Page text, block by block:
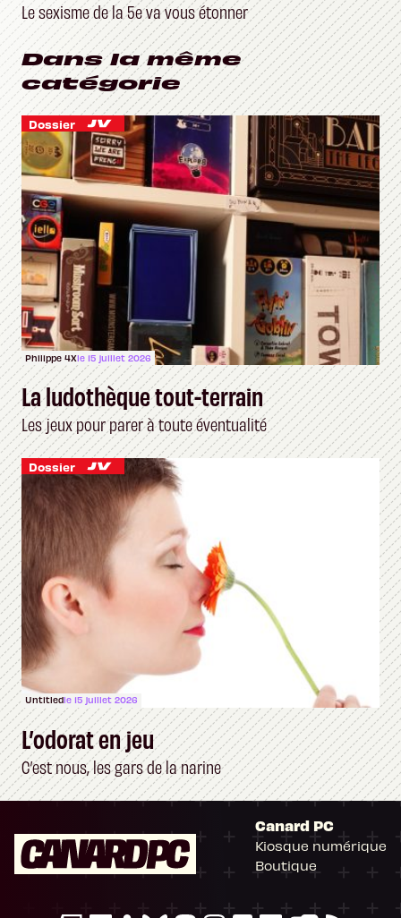
Le sexisme de la 5e va vous étonner
Dans la même
catégorie
Dossier
Philippe 4Xle 15 juillet 2026
La ludothèque tout-terrain
Les jeux pour parer à toute éventualité
Dossier
Untitledle 15 juillet 2026
L’odorat en jeu
C’est nous, les gars de la narine
Canard PC
Kiosque numérique
Boutique